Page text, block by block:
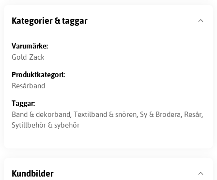
Kategorier & taggar
Varumärke:
Gold-Zack
Produktkategori:
Resårband
Taggar:
Band & dekorband, Textilband & snören, Sy & Brodera, Resår,
Sytillbehör & sybehör
Kundbilder